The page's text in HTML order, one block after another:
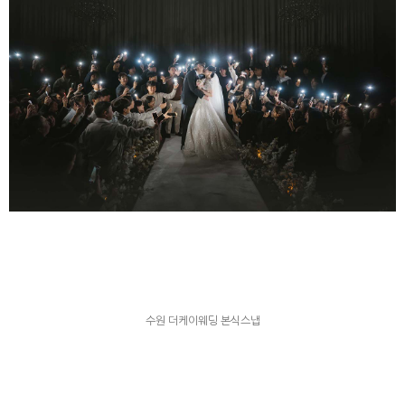
수원 더케이웨딩 본식스냅